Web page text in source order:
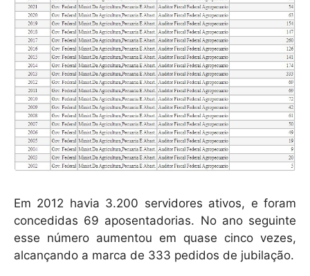
Em 2012 havia 3.200 servidores ativos, e foram
concedidas 69 aposentadorias. No ano seguinte
esse número aumentou em quase cinco vezes,
alcançando a marca de 333 pedidos de jubilação.